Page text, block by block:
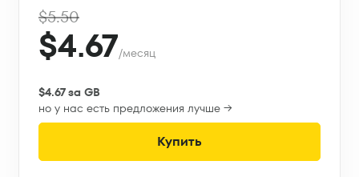
$5.50
$4.67/месяц
$4.67 за GB
но у нас есть предложения лучше →
Купить